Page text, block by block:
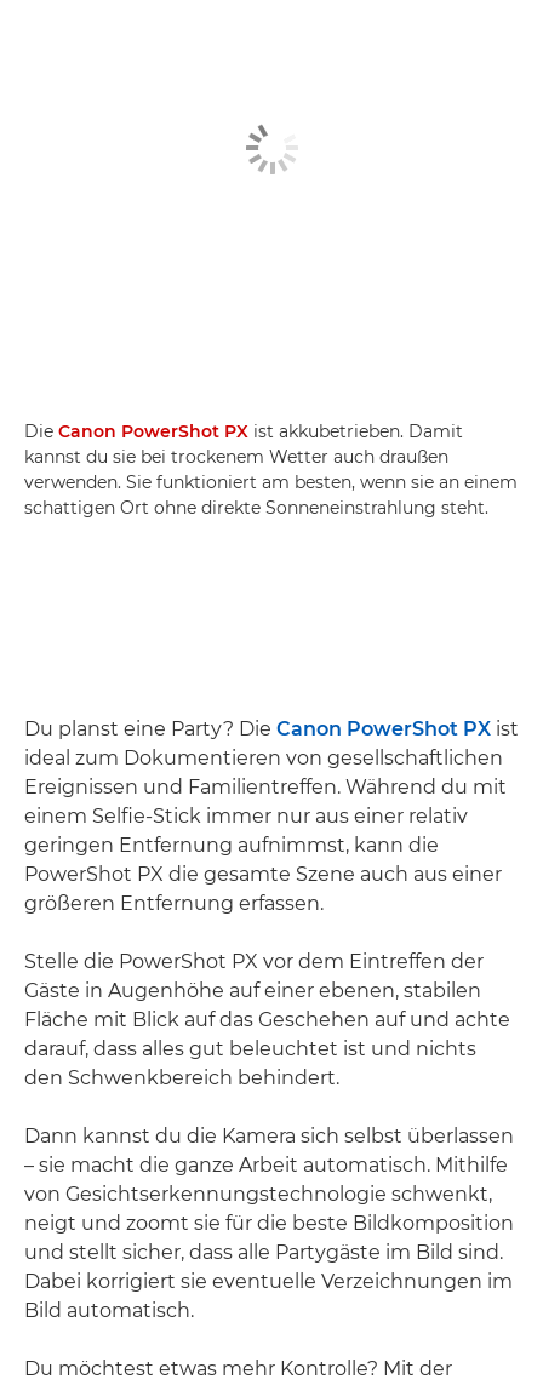
Die Canon PowerShot PX ist akkubetrieben. Damit
kannst du sie bei trockenem Wetter auch draußen
verwenden. Sie funktioniert am besten, wenn sie an einem
schattigen Ort ohne direkte Sonneneinstrahlung steht.
Du planst eine Party? Die Canon PowerShot PX ist
ideal zum Dokumentieren von gesellschaftlichen
Ereignissen und Familientreffen. Während du mit
einem Selfie-Stick immer nur aus einer relativ
geringen Entfernung aufnimmst, kann die
PowerShot PX die gesamte Szene auch aus einer
größeren Entfernung erfassen.
Stelle die PowerShot PX vor dem Eintreffen der
Gäste in Augenhöhe auf einer ebenen, stabilen
Fläche mit Blick auf das Geschehen auf und achte
darauf, dass alles gut beleuchtet ist und nichts
den Schwenkbereich behindert.
Dann kannst du die Kamera sich selbst überlassen
– sie macht die ganze Arbeit automatisch. Mithilfe
von Gesichtserkennungstechnologie schwenkt,
neigt und zoomt sie für die beste Bildkomposition
und stellt sicher, dass alle Partygäste im Bild sind.
Dabei korrigiert sie eventuelle Verzeichnungen im
Bild automatisch.
Du möchtest etwas mehr Kontrolle? Mit der